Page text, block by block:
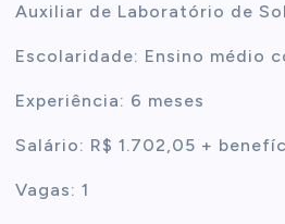
Auxiliar de Laboratório de
Escolaridade: Ensino médio
Experiência: 6 meses
Salário: R$ 1.702,05 +
Vagas: 1